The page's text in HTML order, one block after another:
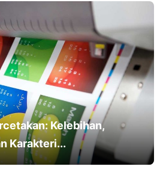
Kelebihan,
Karakteri...